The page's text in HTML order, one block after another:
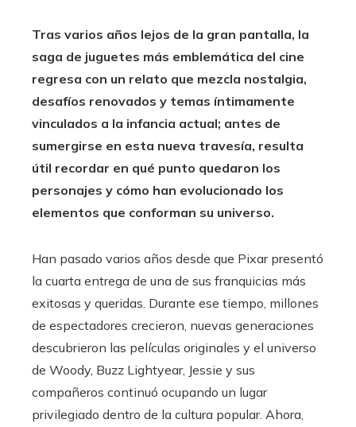
Tras varios años lejos de la gran pantalla, la
saga de juguetes más emblemática del cine
regresa con un relato que mezcla nostalgia,
desafíos renovados y temas íntimamente
vinculados a la infancia actual; antes de
sumergirse en esta nueva travesía, resulta
útil recordar en qué punto quedaron los
personajes y cómo han evolucionado los
elementos que conforman su universo.
Han pasado varios años desde que Pixar presentó
la cuarta entrega de una de sus franquicias más
exitosas y queridas. Durante ese tiempo, millones
de espectadores crecieron, nuevas generaciones
descubrieron las películas originales y el universo
de Woody, Buzz Lightyear, Jessie y sus
compañeros continuó ocupando un lugar
privilegiado dentro de la cultura popular. Ahora,